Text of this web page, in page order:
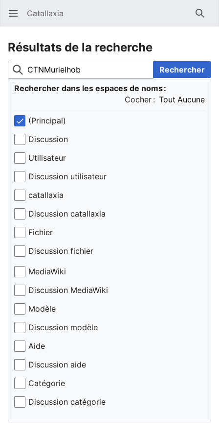
Ouvrir le menu principal Catallaxia
Résultats de la recherche
Rechercher
Rechercher dans les espaces de noms :
Cocher :
(Principal)
Discussion
Utilisateur
Discussion utilisateur
catallaxia
Discussion catallaxia
Fichier
Discussion fichier
MediaWiki
Discussion MediaWiki
Modèle
Discussion modèle
Aide
Discussion aide
Catégorie
Discussion catégorie